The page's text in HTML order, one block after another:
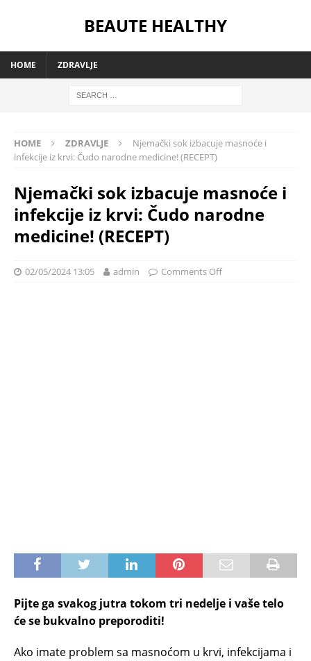
BEAUTE HEALTHY
HOME ZDRAVLJE
HOME ZDRAVLJE
Njemački sok izbacuje masnoće i
infekcije iz krvi: Čudo narodne medicine! (RECEPT)
Njemački sok izbacuje masnoće i
infekcije iz krvi: Čudo narodne
medicine! (RECEPT)
02/05/2024 13:05 admin Comments Off
Pijte ga svakog jutra tokom tri nedelje i vaše telo
će se bukvalno preporoditi!
Ako imate problem sa masnoćom u krvi, infekcijama i